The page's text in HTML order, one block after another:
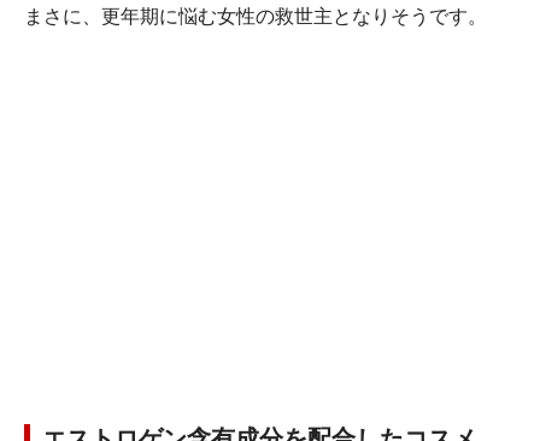
まさに、更年期に悩む女性の救世主となりそうです。